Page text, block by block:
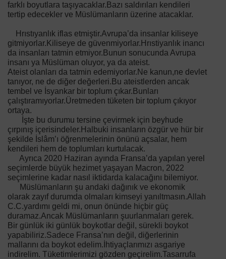
farklı boyutlara taşıyacaklar.Bazı saldırıları kendileri
tertip edecekler ve Müslümanların üzerine atacaklar.
Hrıstıyanlık iflas etmiştir.Avrupa’da insanlar kiliseye
gitmiyorlar.Kiliseye de güvenmiyorlar.Hrıstiyanlık inancı
da insanları tatmin etmiyor.Bunun sonucunda Avrupa
insanı ya Müslüman oluyor, ya da ateist.
Ateist olanları da tatmin edemiyorlar.Ne kanun,ne devlet
tanıyor, ne de diğer değerleri.Bu ateistlerden ancak
tembel ve İsyankar bir toplum çıkar.Bunları
çalıştıramıyorlar.Üretmeden tüketen bir toplum çıkıyor
ortaya.
İşte bu durumu tersine çevirmek için beyhude
çırpınış içerisindeler.Halbuki insanların özgür ve hür bir
şekilde İslâm’ı öğrenmelerinin önünü açsalar, hem
kendileri hem de toplumları kurtulacak.
Ayrıca 2020 Haziran ayında Fransa’da yapılan yerel
seçimlerde büyük hezimet yaşayan Macron, 2022
seçimlerine kadar nasıl iktidarda kalacağını bilemiyor.
Müslümanların şu andaki dağınık ve ekonomik
olarak zayıf durumda olmaları kimseyi yanıltmasın.Allah
C.C.yardımı geldi mi, onun önünde hiçbir güç
duramaz.Ancak Müslümanların şuurlanmaları gerek.
Bir günlük iki günlük boykotlar değil, sürekli boykot
yapabiliriz.Sadece Fransa’nın değil, diğerlerinin
mallarını da boykot edelim.İhtiyaçlarımızı asgariye
indirelim. Tüketimlerimizi gözden geçirelim.Tasarrufa